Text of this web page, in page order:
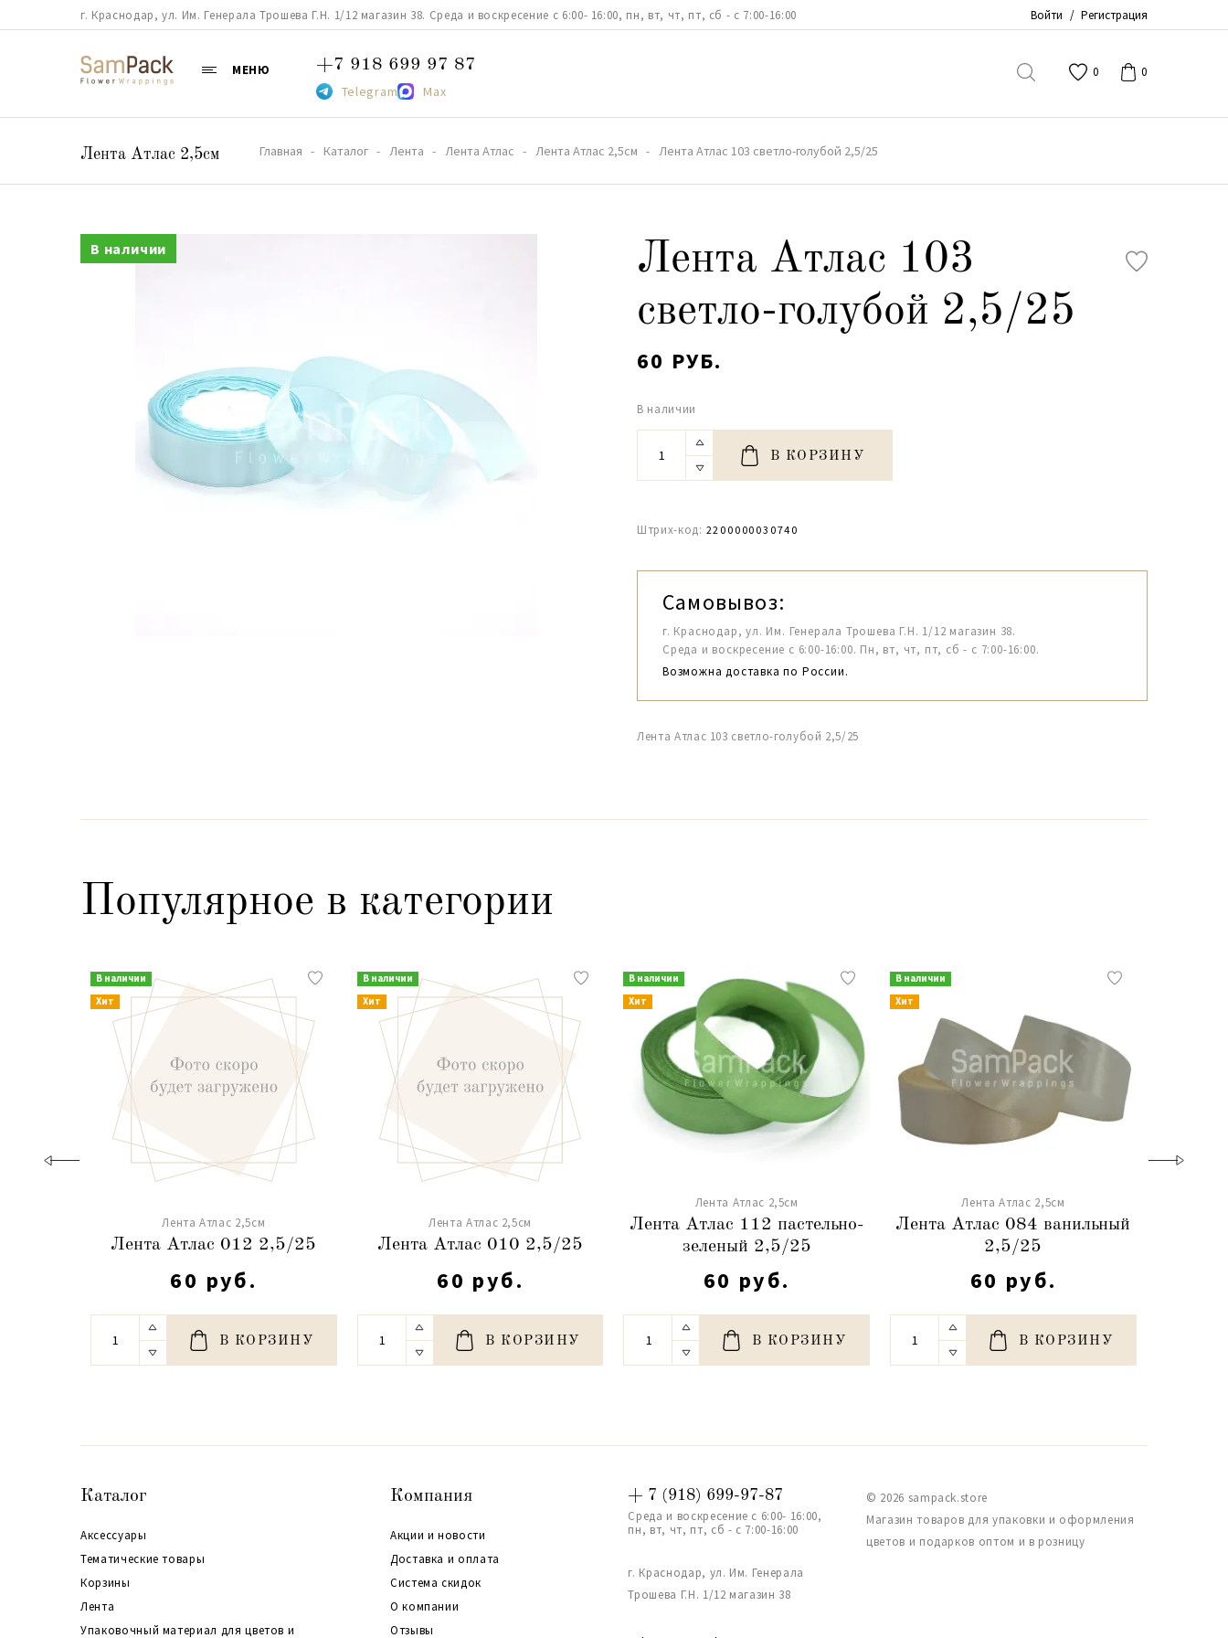
г. Краснодар, ул. Им. Генерала Трошева Г.Н. 1/12 магазин 38. Среда и воскресение с 6:00- 16:00, пн, вт, чт, пт, сб - с 7:00-16:00 Войти / Регистрация
МЕНЮ +7 918 699 97 87
Telegram Max
0 0
Лента Атлас 2,5см Главная Каталог Лента Лента Атлас Лента Атлас 2,5см Лента Атлас 103 светло-голубой 2,5/25
В наличии
Лента Атлас 103
светло-голубой 2,5/25
60 РУБ.
В наличии
В КОРЗИНУ
Штрих-код: 2200000030740
Самовывоз:
г. Краснодар, ул. Им. Генерала Трошева Г.Н. 1/12 магазин 38.
Среда и воскресение с 6:00-16:00. Пн, вт, чт, пт, сб - с 7:00-16:00.
Возможна доставка по России.
Лента Атлас 103 светло-голубой 2,5/25
Популярное в категории
В наличии
Хит
Лента Атлас 2,5см
Лента Атлас 012 2,5/25
60 руб.
В КОРЗИНУ
В наличии
Хит
Лента Атлас 2,5см
Лента Атлас 010 2,5/25
60 руб.
В КОРЗИНУ
В наличии
Хит
Лента Атлас 2,5см
Лента Атлас 112 пастельно-
зеленый 2,5/25
60 руб.
В КОРЗИНУ
В наличии
Хит
Лента Атлас 2,5см
Лента Атлас 084 ванильный
2,5/25
60 руб.
В КОРЗИНУ
Каталог
Аксессуары
Тематические товары
Корзины
Лента
Упаковочный материал для цветов и
Компания
Акции и новости
Доставка и оплата
Система скидок
О компании
Отзывы
+ 7 (918) 699-97-87
Среда и воскресение с 6:00- 16:00,
пн, вт, чт, пт, сб - с 7:00-16:00
г. Краснодар, ул. Им. Генерала
Трошева Г.Н. 1/12 магазин 38
© 2026 sampack.store
Магазин товаров для упаковки и оформления
цветов и подарков оптом и в розницу